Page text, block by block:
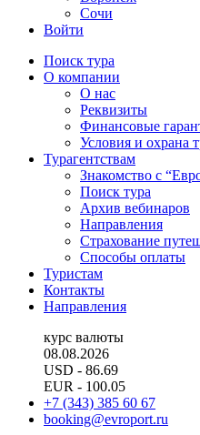
Сочи
Войти
Поиск тура
О компании
О нас
Реквизиты
Финансовые
Условия и охрана
Турагентствам
Знакомство с
Поиск тура
Архив вебинаров
Направления
Страхование
Способы оплаты
Туристам
Контакты
Направления
курс валюты
08.08.2026
USD - 86.69
EUR - 100.05
+7 (343) 385 60 67
booking@evroport.ru